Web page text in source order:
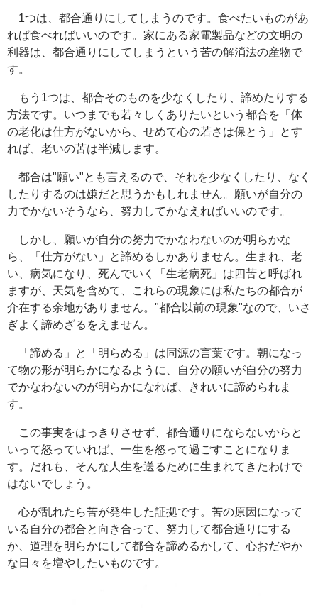
1つは、都合通りにしてしまうのです。食べたいものがあ
れば食べればいいのです。家にある家電製品などの文明の
利器は、都合通りにしてしまうという苦の解消法の産物で
す。
もう1つは、都合そのものを少なくしたり、諦めたりする
方法です。いつまでも若々しくありたいという都合を「体
の老化は仕方がないから、せめて心の若さは保とう」とす
れば、老いの苦は半減します。
都合は"願い"とも言えるので、それを少なくしたり、なく
したりするのは嫌だと思うかもしれません。願いが自分の
力でかないそうなら、努力してかなえればいいのです。
しかし、願いが自分の努力でかなわないのが明らかな
ら、「仕方がない」と諦めるしかありません。生まれ、老
い、病気になり、死んでいく「生老病死」は四苦と呼ばれ
ますが、天気を含めて、これらの現象には私たちの都合が
介在する余地がありません。"都合以前の現象"なので、いさ
ぎよく諦めざるをえません。
「諦める」と「明らめる」は同源の言葉です。朝になっ
て物の形が明らかになるように、自分の願いが自分の努力
でかなわないのが明らかになれば、きれいに諦められま
す。
この事実をはっきりさせず、都合通りにならないからと
いって怒っていれば、一生を怒って過ごすことになりま
す。だれも、そんな人生を送るために生まれてきたわけで
はないでしょう。
心が乱れたら苦が発生した証拠です。苦の原因になって
いる自分の都合と向き合って、努力して都合通りにする
か、道理を明らかにして都合を諦めるかして、心おだやか
な日々を増やしたいものです。